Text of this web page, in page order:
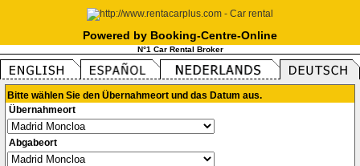
Powered by Booking-Centre-Online
N°1 Car Rental Broker
Bitte wählen Sie den Übernahmeort und das Datum aus.
Übernahmeort
Abgabeort